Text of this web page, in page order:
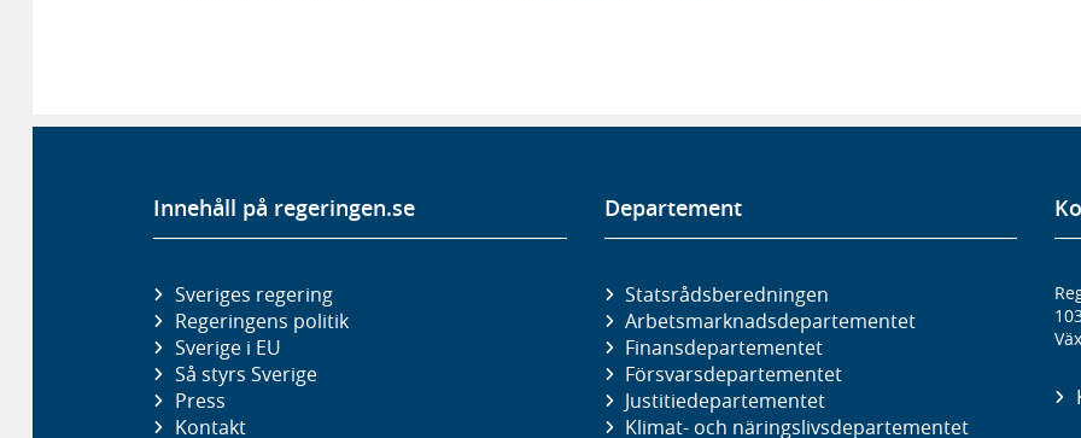
Innehåll på regeringen.se
Sveriges regering
Regeringens politik
Sverige i EU
Så styrs Sverige
Press
Kontakt
Departement
Statsrådsberedningen
Arbetsmarknads­departementet
Finans­departementet
Försvars­departementet
Justitie­departementet
Klimat- och näringslivs­departementet